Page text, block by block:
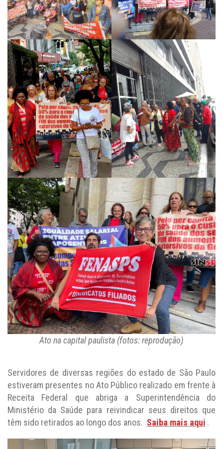
Ato na capital paulista (fotos: reprodução)
estiveram presentes no Ato Público realizado em frente à
Receita Federal que abriga a Superintendência do
Ministério da Saúde para reivindicar seus direitos que
têm sido retirados ao longo dos anos. Saiba mais aqui.